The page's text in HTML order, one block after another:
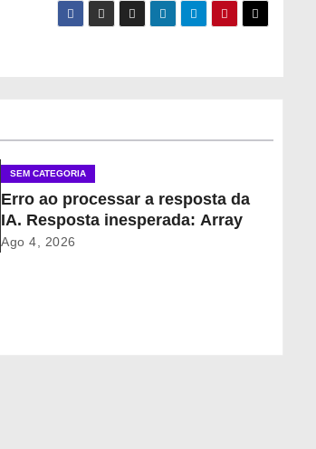
SEM CATEGORIA
Erro ao processar a resposta da
IA. Resposta inesperada: Array
Ago 4, 2026